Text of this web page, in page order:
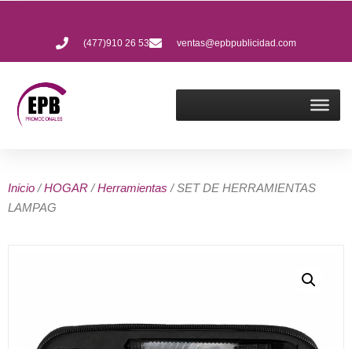
(477)910 26 53 ventas@epbpublicidad.com
Inicio /HOGAR /Herramientas / SET DE HERRAMIENTAS
LAMPAG